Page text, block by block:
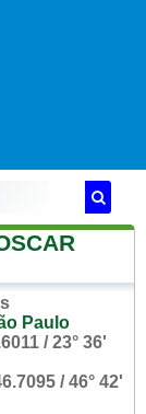
Paulo
/ 23° 36'
/ 46° 42'